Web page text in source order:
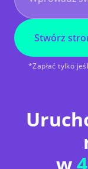
Stwórz
*Zapłać tylko